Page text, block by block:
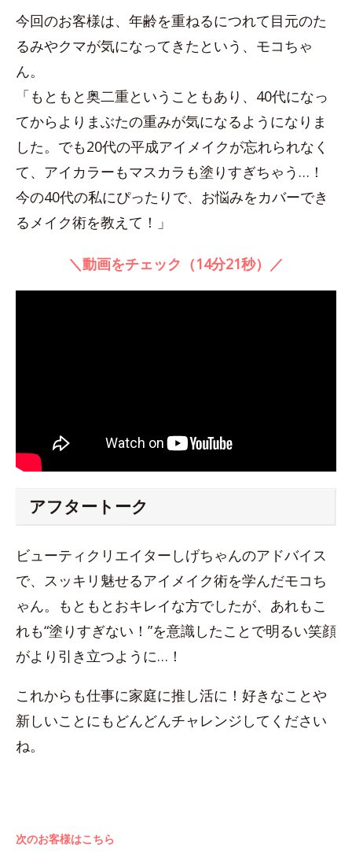
今回のお客様は、年齢を重ねるにつれて目元のた
るみやクマが気になってきたという、モコちゃ
ん。
「もともと奥二重ということもあり、40代になっ
てからよりまぶたの重みが気になるようになりま
した。でも20代の平成アイメイクが忘れられなく
て、アイカラーもマスカラも塗りすぎちゃう…！
今の40代の私にぴったりで、お悩みをカバーでき
るメイク術を教えて！」
＼動画をチェック（14分21秒）／
アフタートーク
ビューティクリエイターしげちゃんのアドバイス
で、スッキリ魅せるアイメイク術を学んだモコち
ゃん。もともとおキレイな方でしたが、あれもこ
れも“塗りすぎない！”を意識したことで明るい笑顔
がより引き立つように…！
これからも仕事に家庭に推し活に！好きなことや
新しいことにもどんどんチャレンジしてください
ね。
次のお客様はこちら